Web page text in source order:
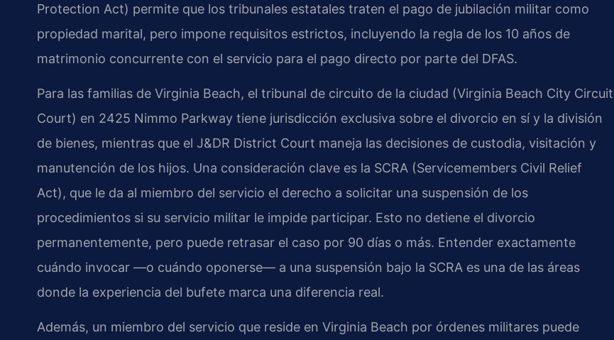
Protection Act) permite que los tribunales estatales traten el pago de jubilación militar como
propiedad marital, pero impone requisitos estrictos, incluyendo la regla de los 10 años de
matrimonio concurrente con el servicio para el pago directo por parte del DFAS.
Para las familias de Virginia Beach, el tribunal de circuito de la ciudad (Virginia Beach City Circuit
Court) en 2425 Nimmo Parkway tiene jurisdicción exclusiva sobre el divorcio en sí y la división
de bienes, mientras que el J&DR District Court maneja las decisiones de custodia, visitación y
manutención de los hijos. Una consideración clave es la SCRA (Servicemembers Civil Relief
Act), que le da al miembro del servicio el derecho a solicitar una suspensión de los
procedimientos si su servicio militar le impide participar. Esto no detiene el divorcio
permanentemente, pero puede retrasar el caso por 90 días o más. Entender exactamente
cuándo invocar —o cuándo oponerse— a una suspensión bajo la SCRA es una de las áreas
donde la experiencia del bufete marca una diferencia real.
Además, un miembro del servicio que reside en Virginia Beach por órdenes militares puede